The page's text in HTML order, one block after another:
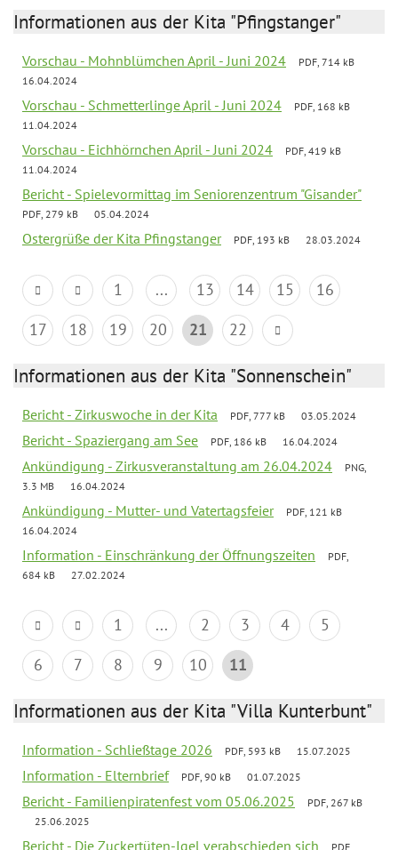
Informationen aus der Kita "Pfingstanger"
Vorschau - Mohnblümchen April - Juni 2024
PDF, 714 kB
16.04.2024
Vorschau - Schmetterlinge April - Juni 2024
PDF, 168 kB
11.04.2024
Vorschau - Eichhörnchen April - Juni 2024
PDF, 419 kB
11.04.2024
Bericht - Spielevormittag im Seniorenzentrum "Gisander"
PDF, 279 kB 05.04.2024
Ostergrüße der Kita Pfingstanger PDF, 193 kB 28.03.2024
1 ... 13 14 15
16
17
18 19 20 21 22
Informationen aus der Kita "Sonnenschein"
Bericht - Zirkuswoche in der Kita PDF, 777 kB 03.05.2024
Bericht - Spaziergang am See PDF, 186 kB 16.04.2024
Ankündigung - Zirkusveranstaltung am 26.04.2024
PNG,
3.3 MB
16.04.2024
Ankündigung - Mutter- und Vatertagsfeier
PDF, 121 kB
16.04.2024
Information - Einschränkung der Öffnungszeiten
PDF,
684 kB
27.02.2024
1 ... 2 3 4
5
6
7 8 9 10 11
Informationen aus der Kita "Villa Kunterbunt"
Information - Schließtage 2026 PDF, 593 kB 15.07.2025
Information - Elternbrief PDF, 90 kB 01.07.2025
Bericht - Familienpiratenfest vom 05.06.2025
PDF, 267 kB
25.06.2025
Bericht - Die Zuckertüten-Igel verabschieden sich PDF,